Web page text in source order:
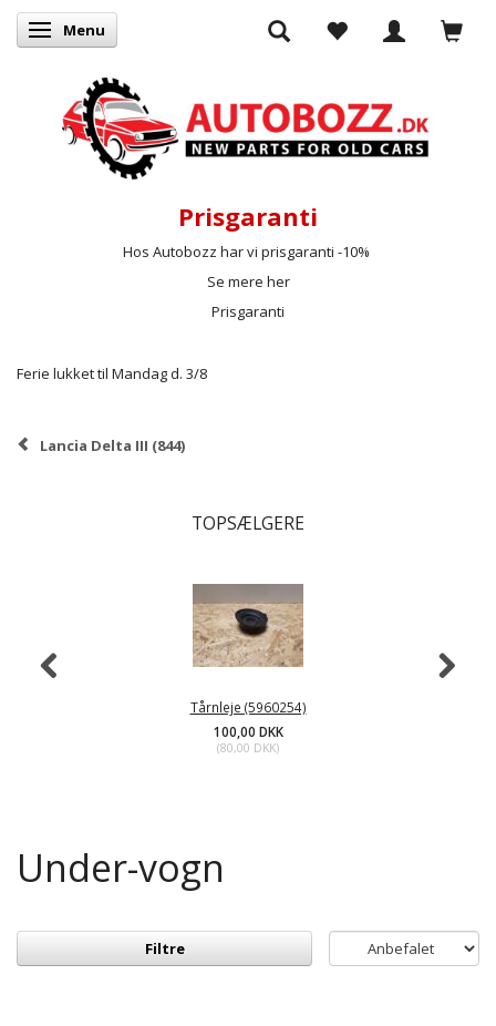
Skifte navigation
Menu
Prisgaranti
Hos Autobozz har vi prisgaranti -10%
Se mere her
Prisgaranti
Ferie lukket til Mandag d. 3/8
Lancia Delta III (844)
TOPSÆLGERE
Tårnleje (5960254)
100,00 DKK
(80,00 DKK)
Under-vogn
Filtre